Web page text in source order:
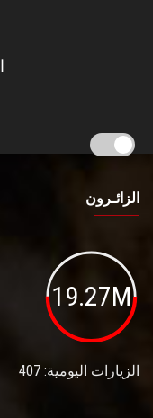
الزائـرون
19.27M
الزيارات اليومية: 407